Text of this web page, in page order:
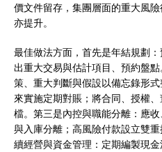
價文件留存，集團層面的重大風
亦提升。
最佳做法方面，首先是年結規劃
出重大交易與估計項目、預約盤
策、重大判斷與假設以備忘錄形
來實施定期對賬；將合同、授權
檔。第三是內控與職能分離：應
與入庫分離；高風險付款設立雙
續經營與資金管理：定期編製現